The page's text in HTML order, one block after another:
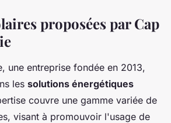
proposées par Cap
une entreprise fondée en 2013,
les solutions énergétiques
couvre une gamme variée de
visant à promouvoir l'usage de